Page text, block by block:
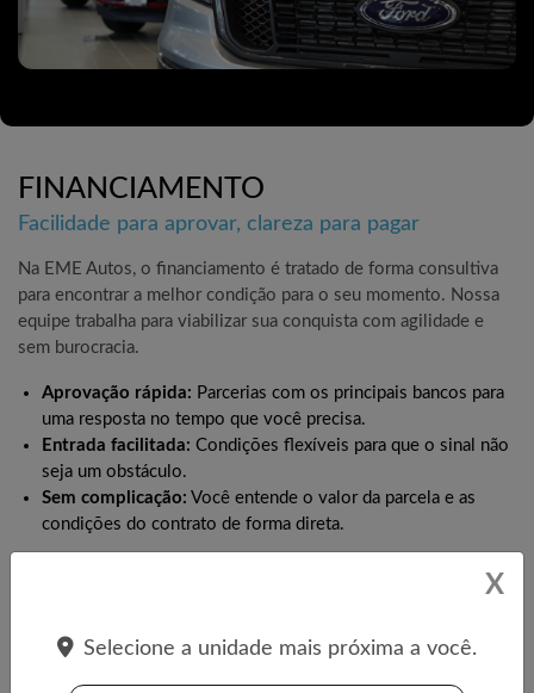
FINANCIAMENTO
Facilidade para aprovar, clareza para pagar
Na EME Autos, o financiamento é tratado de forma consultiva
para encontrar a melhor condição para o seu momento. Nossa
equipe trabalha para viabilizar sua conquista com agilidade e
sem burocracia.
Aprovação rápida: Parcerias com os principais bancos para
uma resposta no tempo que você precisa.
Entrada facilitada: Condições flexíveis para que o sinal não
seja um obstáculo.
Sem complicação: Você entende o valor da parcela e as
condições do contrato de forma direta.
X
Selecione a unidade mais próxima a você.